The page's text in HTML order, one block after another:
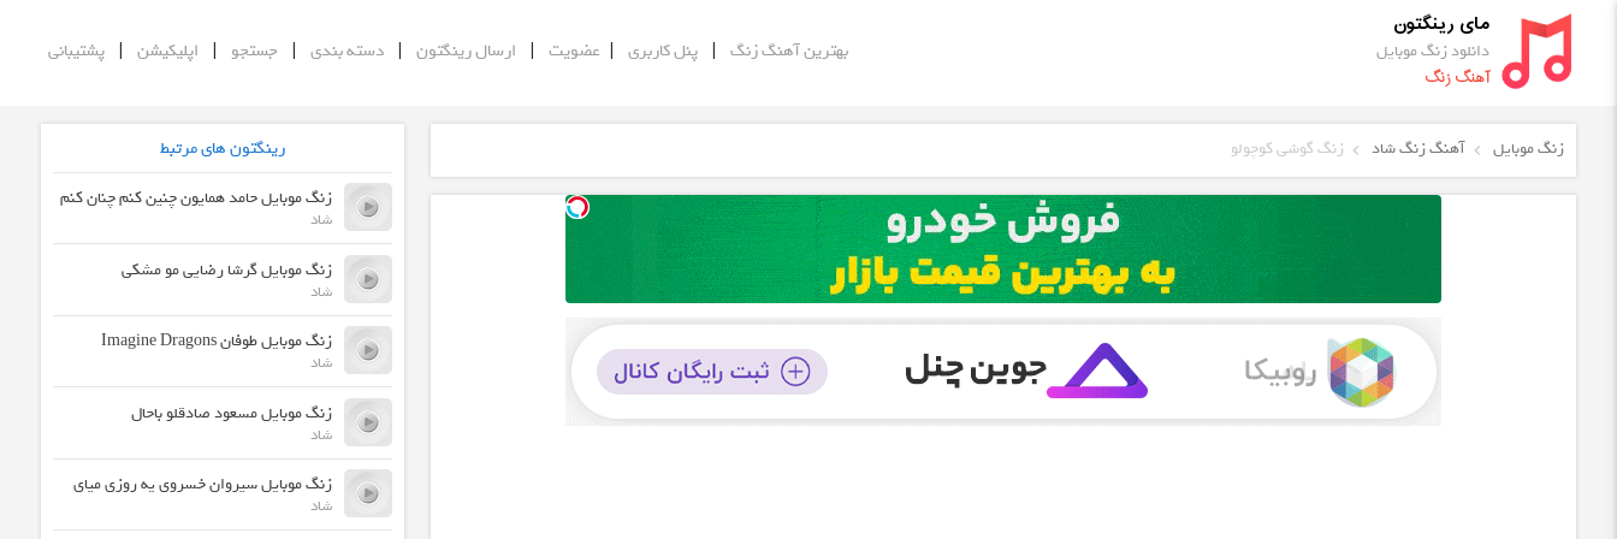
مای رینگتون
دانلود زنگ موبایل
آهنگ زنگ
بهترین آهنگ زنگ |پنل کاربری | عضویت | ارسال رینگتون |دسته بندی | جستجو | اپلیکیشن |پشتیبانی
زنگ موبایل آهنگ زنگ شاد زنگ گوشی کوچولو رینگتون های مرتبط
زنگ موبایل حامد همایون چنین کنم چنان کنم
شاد
زنگ موبایل گرشا رضایی مو مشکی
شاد
زنگ موبایل طوفان Imagine Dragons
شاد
زنگ موبایل مسعود صادقلو باحال
شاد
زنگ موبایل سیروان خسروی یه روزی میای
شاد